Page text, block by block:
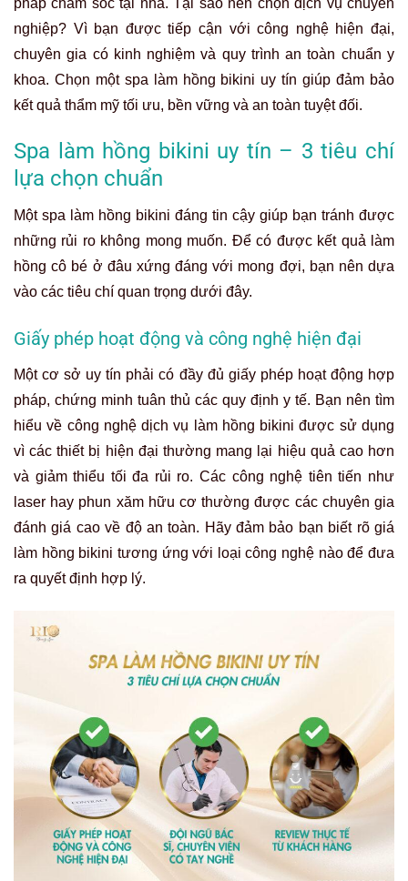
pháp chăm sóc tại nhà. Tại sao nên chọn dịch vụ chuyên
nghiệp? Vì bạn được tiếp cận với công nghệ hiện đại,
chuyên gia có kinh nghiệm và quy trình an toàn chuẩn y
khoa. Chọn một spa làm hồng bikini uy tín giúp đảm bảo
kết quả thẩm mỹ tối ưu, bền vững và an toàn tuyệt đối.
Spa làm hồng bikini uy tín – 3 tiêu chí
lựa chọn chuẩn
Một spa làm hồng bikini đáng tin cậy giúp bạn tránh được
những rủi ro không mong muốn. Để có được kết quả làm
hồng cô bé ở đâu xứng đáng với mong đợi, bạn nên dựa
vào các tiêu chí quan trọng dưới đây.
Giấy phép hoạt động và công nghệ hiện đại
Một cơ sở uy tín phải có đầy đủ giấy phép hoạt động hợp
pháp, chứng minh tuân thủ các quy định y tế. Bạn nên tìm
hiểu về công nghệ dịch vụ làm hồng bikini được sử dụng
vì các thiết bị hiện đại thường mang lại hiệu quả cao hơn
và giảm thiểu tối đa rủi ro. Các công nghệ tiên tiến như
laser hay phun xăm hữu cơ thường được các chuyên gia
đánh giá cao về độ an toàn. Hãy đảm bảo bạn biết rõ giá
làm hồng bikini tương ứng với loại công nghệ nào để đưa
ra quyết định hợp lý.